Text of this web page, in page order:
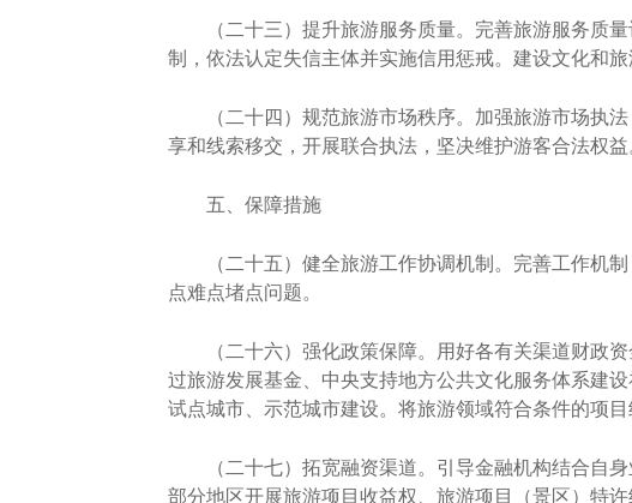
（二十三）提升旅游服务质量。完善旅游服务质量
制，依法认定失信主体并实施信用惩戒。建设文化和
（二十四）规范旅游市场秩序。加强旅游市场执法
享和线索移交，开展联合执法，坚决维护游客合法权益
五、保障措施
（二十五）健全旅游工作协调机制。完善工作机制
点难点堵点问题。
（二十六）强化政策保障。用好各有关渠道财政资
过旅游发展基金、中央支持地方公共文化服务体系建
试点城市、示范城市建设。将旅游领域符合条件的项
（二十七）拓宽融资渠道。引导金融机构结合自身
部分地区开展旅游项目收益权、旅游项目（景区）特